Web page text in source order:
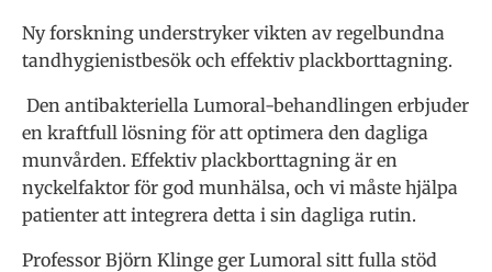
Ny forskning understryker vikten av regelbundna
tandhygienistbesök och effektiv plackborttagning.
Den antibakteriella Lumoral-behandlingen erbjuder
en kraftfull lösning för att optimera den dagliga
munvården. Effektiv plackborttagning är en
nyckelfaktor för god munhälsa, och vi måste hjälpa
patienter att integrera detta i sin dagliga rutin.
Professor Björn Klinge ger Lumoral sitt fulla stöd